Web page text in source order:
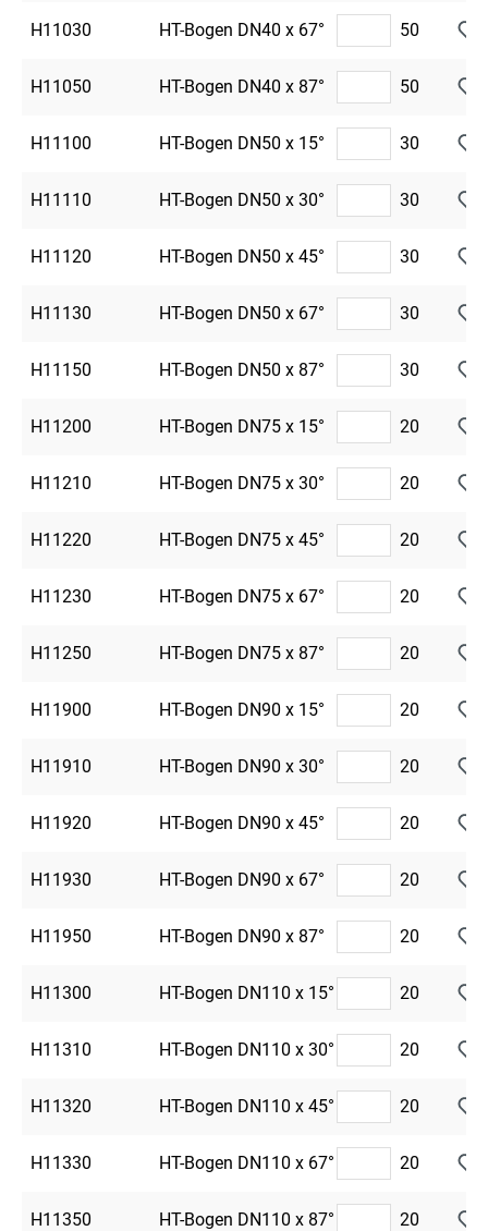
H11030 HT-Bogen DN40 x 67° 50
H11050 HT-Bogen DN40 x 87° 50
H11100 HT-Bogen DN50 x 15° 30
H11110 HT-Bogen DN50 x 30° 30
H11120 HT-Bogen DN50 x 45° 30
H11130 HT-Bogen DN50 x 67° 30
H11150 HT-Bogen DN50 x 87° 30
H11200 HT-Bogen DN75 x 15° 20
H11210 HT-Bogen DN75 x 30° 20
H11220 HT-Bogen DN75 x 45° 20
H11230 HT-Bogen DN75 x 67° 20
H11250 HT-Bogen DN75 x 87° 20
H11900 HT-Bogen DN90 x 15° 20
H11910 HT-Bogen DN90 x 30° 20
H11920 HT-Bogen DN90 x 45° 20
H11930 HT-Bogen DN90 x 67° 20
H11950 HT-Bogen DN90 x 87° 20
H11300 HT-Bogen DN110 x 15° 20
H11310 HT-Bogen DN110 x 30° 20
H11320 HT-Bogen DN110 x 45° 20
H11330 HT-Bogen DN110 x 67° 20
H11350 HT-Bogen DN110 x 87° 20